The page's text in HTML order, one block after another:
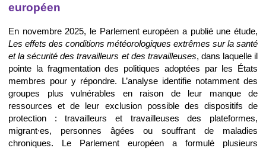
européen
En novembre 2025, le Parlement européen a publié une étude,
Les effets des conditions météorologiques extrêmes sur la santé
et la sécurité des travailleurs et des travailleuses, dans laquelle il
pointe la fragmentation des politiques adoptées par les États
membres pour y répondre. L’analyse identifie notamment des
groupes plus vulnérables en raison de leur manque de
ressources et de leur exclusion possible des dispositifs de
protection : travailleurs et travailleuses des plateformes,
migrant∙es, personnes âgées ou souffrant de maladies
chroniques. Le Parlement européen a formulé plusieurs